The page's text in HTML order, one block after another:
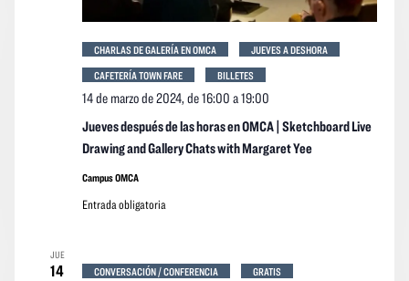
Jueves después de las horas en OMCA | Sketchboard Live
Drawing and Gallery Chats with Margaret Yee
14 de marzo de 2024, de 16:00 a19:00
CHARLAS DE GALERÍA EN OMCA
JUEVES A DESHORA
CAFETERÍA TOWN FARE
BILLETES
Campus OMCA
Entrada obligatoria
JUE
14 CONVERSACIÓN / CONFERENCIA GRATIS